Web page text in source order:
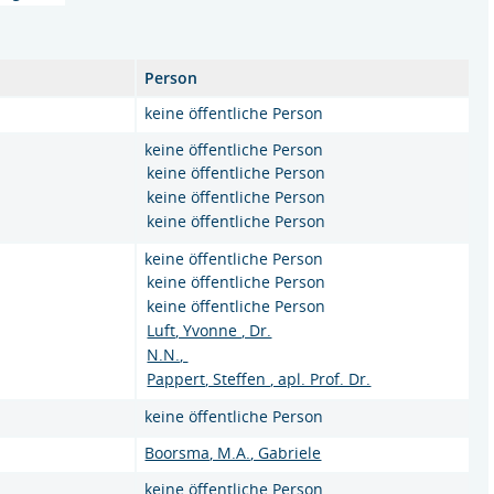
Person
keine öffentliche Person
keine öffentliche Person
keine öffentliche Person
keine öffentliche Person
keine öffentliche Person
keine öffentliche Person
keine öffentliche Person
keine öffentliche Person
Luft, Yvonne , Dr.
N.N.,
Pappert, Steffen , apl. Prof. Dr.
keine öffentliche Person
Boorsma, M.A., Gabriele
keine öffentliche Person